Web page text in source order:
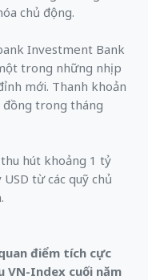
chủ động.
Investment Bank
trong những nhịp
mới. Thanh khoản
đồng trong tháng
thu hút khoảng 1 tỷ
từ các quỹ chủ
điểm tích cực
VN-Index cuối năm